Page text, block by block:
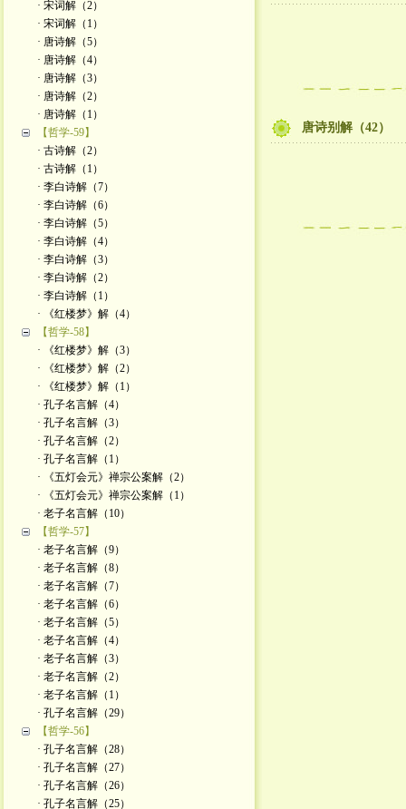
· 宋词解（2）
· 宋词解（1）
· 唐诗解（5）
· 唐诗解（4）
· 唐诗解（3）
· 唐诗解（2）
· 唐诗解（1）
【哲学-59】
· 古诗解（2）
· 古诗解（1）
· 李白诗解（7）
· 李白诗解（6）
· 李白诗解（5）
· 李白诗解（4）
· 李白诗解（3）
· 李白诗解（2）
· 李白诗解（1）
· 《红楼梦》解（4）
【哲学-58】
· 《红楼梦》解（3）
· 《红楼梦》解（2）
· 《红楼梦》解（1）
· 孔子名言解（4）
· 孔子名言解（3）
· 孔子名言解（2）
· 孔子名言解（1）
· 《五灯会元》禅宗公案解（2）
· 《五灯会元》禅宗公案解（1）
· 老子名言解（10）
【哲学-57】
· 老子名言解（9）
· 老子名言解（8）
· 老子名言解（7）
· 老子名言解（6）
· 老子名言解（5）
· 老子名言解（4）
· 老子名言解（3）
· 老子名言解（2）
· 老子名言解（1）
· 孔子名言解（29）
【哲学-56】
· 孔子名言解（28）
· 孔子名言解（27）
· 孔子名言解（26）
· 孔子名言解（25）
唐诗别解（42）